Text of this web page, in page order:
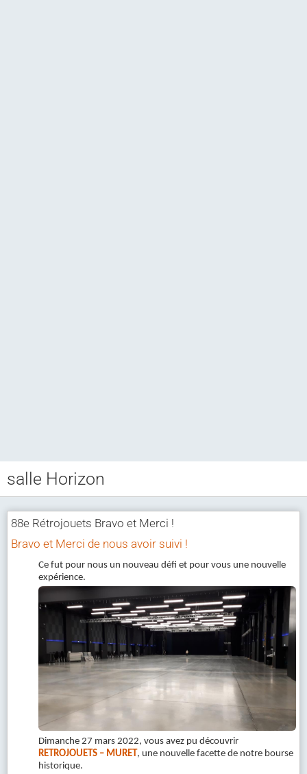
Club CCAM
Agenda
Album photo
Liens
Contact
salle Horizon
88e Rétrojouets Bravo et Merci !
Bravo et Merci de nous avoir suivi !
Ce fut pour nous un nouveau défi et pour vous une nouvelle
expérience.
Dimanche 27 mars 2022, vous avez pu découvrir
RETROJOUETS – MURET , une nouvelle facette de notre bourse
historique.